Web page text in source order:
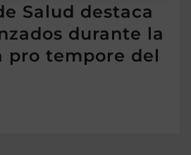
Salud destaca
durante la
pro tempore del